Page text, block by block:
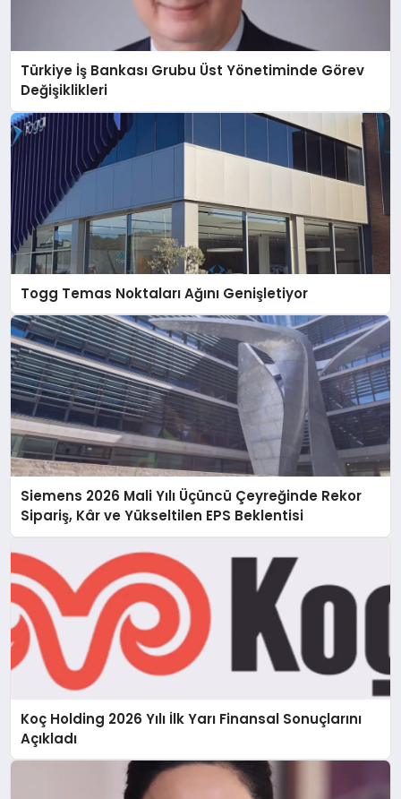
Türkiye İş Bankası Grubu Üst Yönetiminde Görev
Değişiklikleri
Togg Temas Noktaları Ağını Genişletiyor
Siemens 2026 Mali Yılı Üçüncü Çeyreğinde Rekor
Sipariş, Kâr ve Yükseltilen EPS Beklentisi
Koç Holding 2026 Yılı İlk Yarı Finansal Sonuçlarını
Açıkladı